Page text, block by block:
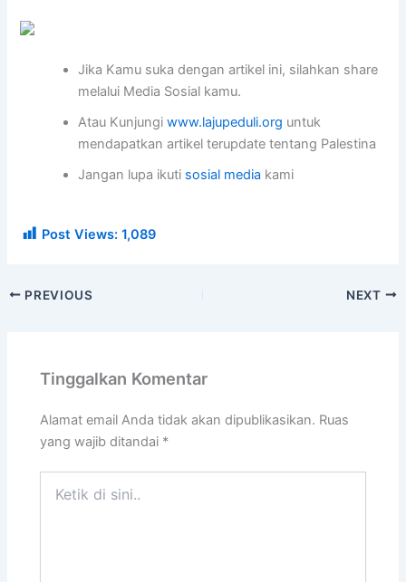
Jika Kamu suka dengan artikel ini, silahkan share
melalui Media Sosial kamu.
Atau Kunjungiwww.lajupeduli.org untuk
mendapatkan artikel terupdate tentang Palestina
Jangan lupa ikuti sosial media kami
Post Views: 1,089
PREVIOUS NEXT
Tinggalkan Komentar
Alamat email Anda tidak akan dipublikasikan. Ruas
yang wajib ditandai *